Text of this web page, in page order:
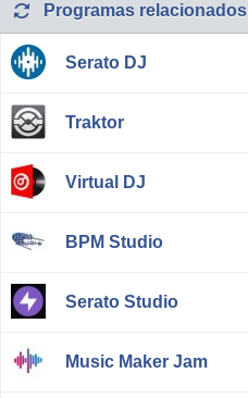
Programas relacionados
Serato DJ
Traktor
Virtual DJ
BPM Studio
Serato Studio
Music Maker Jam